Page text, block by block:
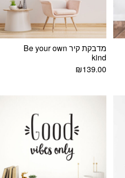
מדבקת קיר Be your own
kind
₪139.00